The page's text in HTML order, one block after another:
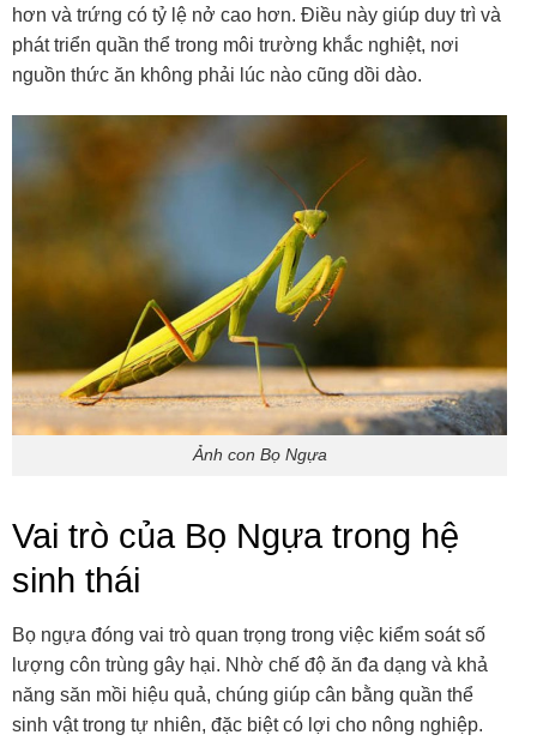
hơn và trứng có tỷ lệ nở cao hơn. Điều này giúp duy trì và
phát triển quần thể trong môi trường khắc nghiệt, nơi
nguồn thức ăn không phải lúc nào cũng dồi dào.
Ảnh con Bọ Ngựa
Vai trò của Bọ Ngựa trong hệ
sinh thái
Bọ ngựa đóng vai trò quan trọng trong việc kiểm soát số
lượng côn trùng gây hại. Nhờ chế độ ăn đa dạng và khả
năng săn mồi hiệu quả, chúng giúp cân bằng quần thể
sinh vật trong tự nhiên, đặc biệt có lợi cho nông nghiệp.